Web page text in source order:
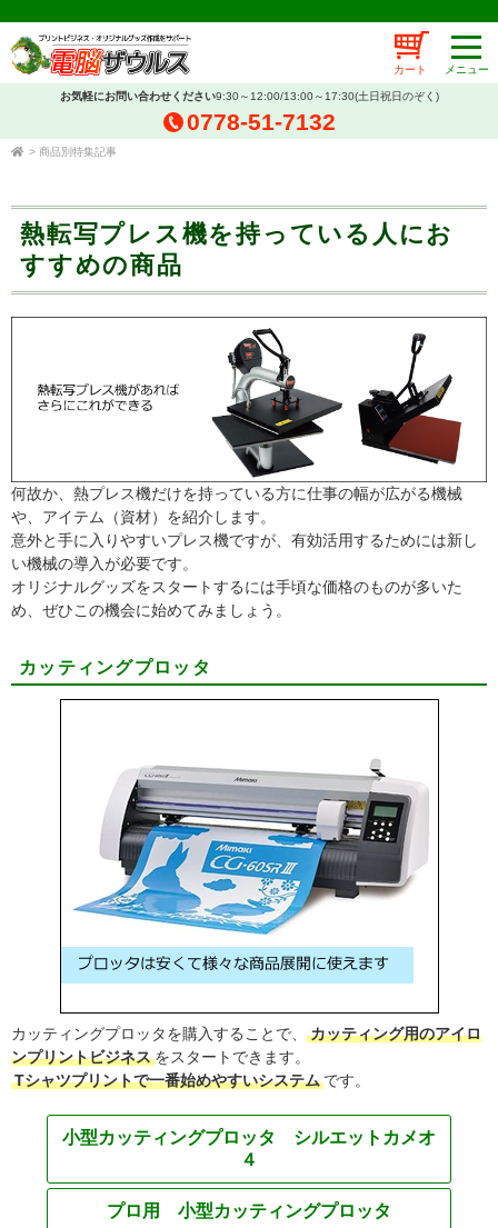
カート
お気軽にお問い合わせください9:30～12:00/13:00～17:30(土日祝日のぞく)
0778-51-7132
> 商品別特集記事
熱転写プレス機を持っている人にお
すすめの商品
何故か、熱プレス機だけを持っている方に仕事の幅が広がる機械
や、アイテム（資材）を紹介します。
意外と手に入りやすいプレス機ですが、有効活用するためには新し
い機械の導入が必要です。
オリジナルグッズをスタートするには手頃な価格のものが多いた
め、ぜひこの機会に始めてみましょう。
カッティングプロッタ
カッティングプロッタを購入することで、
カッティング用のアイロ
ンプリントビジネス をスタートできます。
Tシャツプリントで一番始めやすいシステム です。
小型カッティングプロッタ シルエットカメオ
４
プロ用 小型カッティングプロッタ